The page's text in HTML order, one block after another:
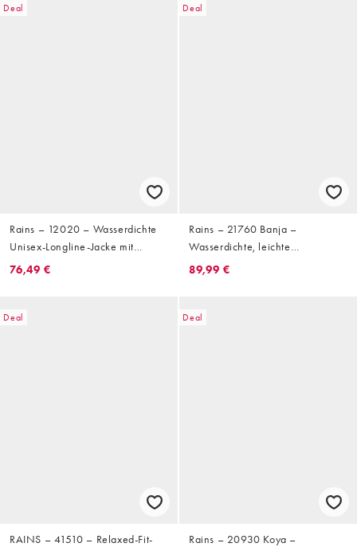
Deal
Rains – 12020 – Wasserdichte
Unisex-Longline-Jacke mit
Kapuze und abstraktem,
76,49 €
Deal
Rains – 21760 Banja –
Wasserdichte, leichte
Bomberjacke in Schwarz
89,99 €
Deal
RAINS – 41510 – Relaxed-Fit-
Deal
Rains – 20930 Koya –